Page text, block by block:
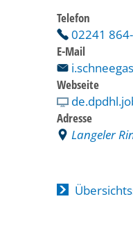
Telefon
02241
E-Mail
Webseite
Adresse
Langeler